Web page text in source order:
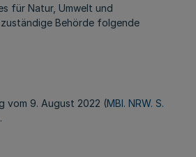
für Natur, Umwelt und
Behörde folgende
vom 9. August 2022 (MBl. NRW. S.